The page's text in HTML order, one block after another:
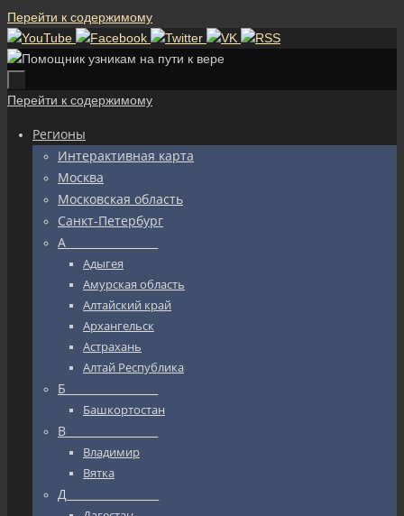
Перейти к содержимому
Перейти к содержимому
Регионы
Интерактивная карта
Москва
Московская область
Санкт-Петербург
А_________________
Адыгея
Амурская область
Алтайский край
Архангельск
Астрахань
Алтай Республика
Б_________________
Башкортостан
В_________________
Владимир
Вятка
Д_________________